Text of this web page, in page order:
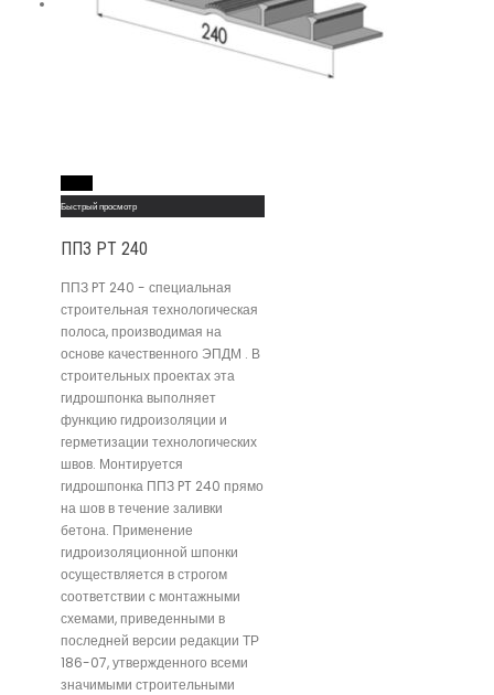
Быстрый просмотр
ППЗ PT 240
ППЗ PT 240 - специальная
строительная технологическая
полоса, производимая на
основе качественного ЭПДМ . В
строительных проектах эта
гидрошпонка выполняет
функцию гидроизоляции и
герметизации технологических
швов. Монтируется
гидрошпонка ППЗ PT 240 прямо
на шов в течение заливки
бетона. Применение
гидроизоляционной шпонки
осуществляется в строгом
соответствии с монтажными
схемами, приведенными в
последней версии редакции ТР
186-07, утвержденного всеми
значимыми строительными